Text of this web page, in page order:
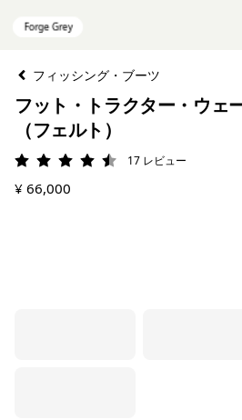
フィッシング・ブーツ
フット・トラクター・ウェ
（フェルト）
評価: 4.5 / 5
17 レビュー
¥ 66,000